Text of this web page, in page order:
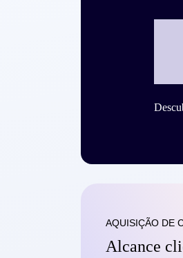
AQUISIÇÃO DE
Alcance